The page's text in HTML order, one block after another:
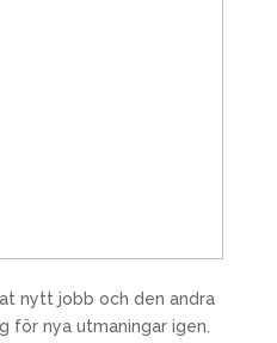
nytt jobb och den andra
för nya utmaningar igen.